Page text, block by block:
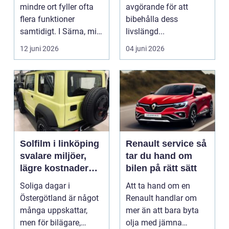
mindre ort fyller ofta
flera funktioner
samtidigt. I Särna, mitt
i norra Dalarna,...
12 juni 2026
avgörande för att
bibehålla dess
livslängd...
04 juni 2026
Solfilm i linköping
svalare miljöer,
lägre kostnader
och bättre komfort
Soliga dagar i
Östergötland är något
många uppskattar,
men för bilägare,
Renault service så
tar du hand om
bilen på rätt sätt
Att ta hand om en
Renault handlar om
mer än att bara byta
olja med jämna